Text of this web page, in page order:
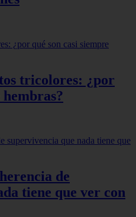
tricolores: ¿por
hembras?
de
tiene que ver con